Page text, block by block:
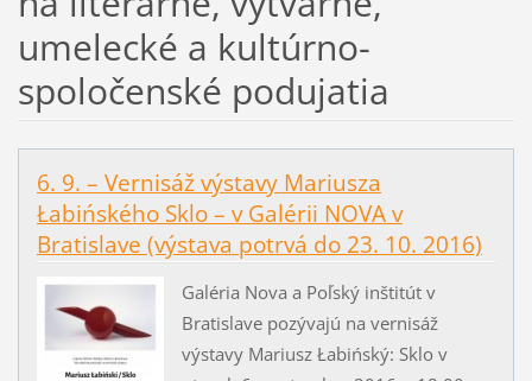
umelecké a kultúrno-
spoločenské podujatia
6. 9. – Vernisáž výstavy Mariusza
Łabińského Sklo – v Galérii NOVA v
Bratislave (výstava potrvá do 23. 10. 2016)
Galéria Nova a Poľský inštitút v
Bratislave pozývajú na vernisáž
výstavy Mariusz Łabińský: Sklo v